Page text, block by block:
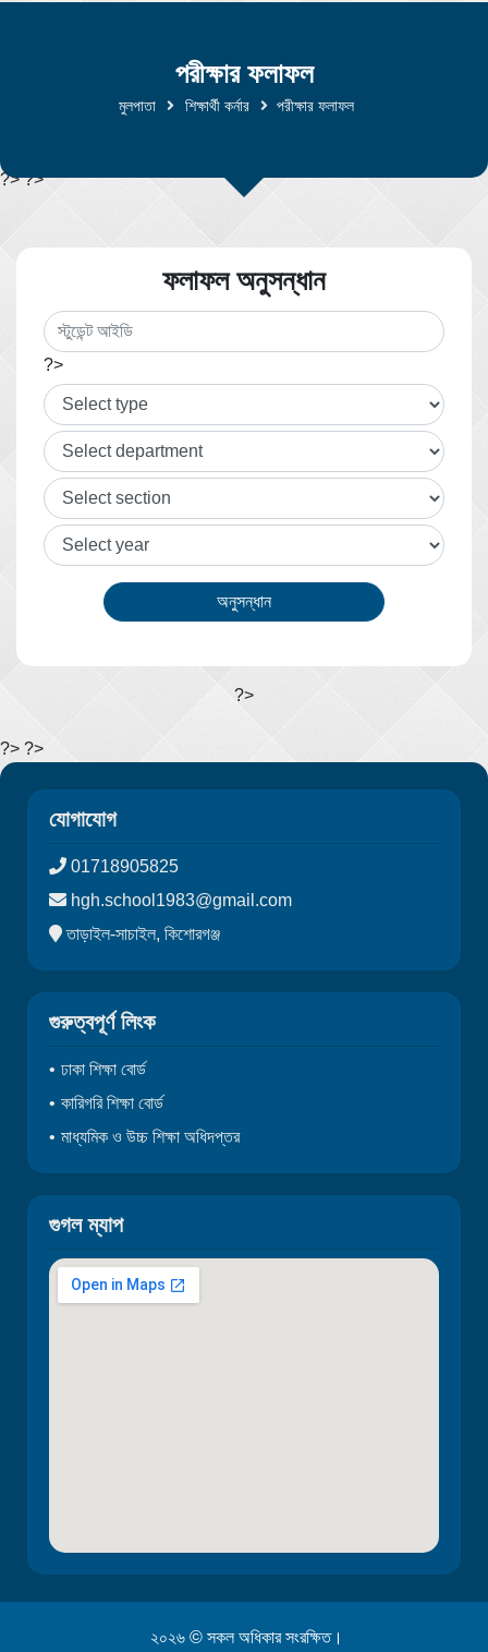
পরীক্ষার ফলাফল
মুলপাতা শিক্ষার্থী কর্নার পরীক্ষার ফলাফল
?> ?>
ফলাফল অনুসন্ধান
?>
?>
?> ?>
যোগাযোগ
01718905825
hgh.school1983@gmail.com
তাড়াইল-সাচাইল, কিশোরগঞ্জ
গুরুত্বপূর্ণ লিংক
ঢাকা শিক্ষা বোর্ড
কারিগরি শিক্ষা বোর্ড
মাধ্যমিক ও উচ্চ শিক্ষা অধিদপ্তর
গুগল ম্যাপ
২০২৬ © সকল অধিকার সংরক্ষিত।